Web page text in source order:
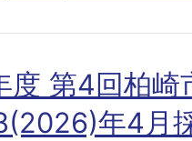
第4回柏崎
年4月